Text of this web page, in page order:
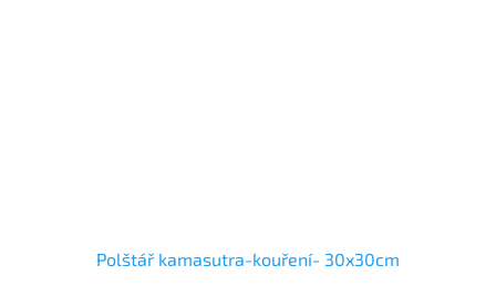
Polštář kamasutra-kouření- 30x30cm